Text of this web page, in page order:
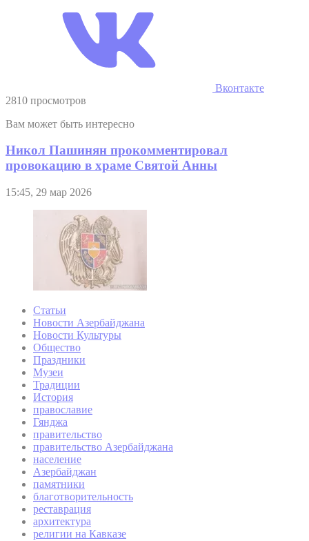
Вконтакте
2810 просмотров
Вам может быть интересно
Никол Пашинян прокомментировал
провокацию в храме Святой Анны
15:45, 29 мар 2026
Статьи
Новости Азербайджана
Новости Культуры
Общество
Праздники
Музеи
Традиции
История
православие
Гянджа
правительство
правительство Азербайджана
население
Азербайджан
памятники
благотворительность
реставрация
архитектура
религии на Кавказе